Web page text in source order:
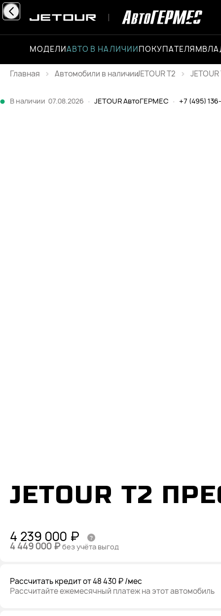
МОДЕЛИАВТО В НАЛИЧИИПОКУПАТЕЛЯМ
Главная
JETOUR T2
В наличии 07.08.2026 · JETOUR АвтоГЕРМЕС · +7 (495)
JETOUR T2
4 239 000 ₽
4 449 000 ₽без учёта выгод
Рассчитать кредитот 48 430 ₽/мес
Рассчитайте ежемесячный платеж на этот автомобиль